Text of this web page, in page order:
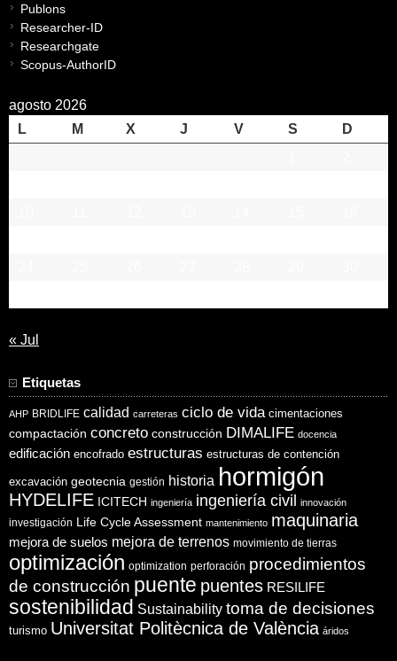
Publons
Researcher-ID
Researchgate
Scopus-AuthorID
agosto 2026
L
M X J V S
D
« Jul
Etiquetas
AHP BRIDLIFE calidad carreteras ciclo de vida cimentaciones
compactación concreto construcción DIMALIFE docencia
edificación encofrado estructuras estructuras de contención
excavación geotecnia gestión historia hormigón
HYDELIFE ICITECH ingeniería ingeniería civil innovación
investigación Life Cycle Assessment mantenimiento maquinaria
mejora de suelos mejora de terrenos movimiento de tierras
optimización optimization perforación procedimientos
de construcción puente puentes RESILIFE
sostenibilidad Sustainability toma de decisiones
turismo Universitat Politècnica de València áridos